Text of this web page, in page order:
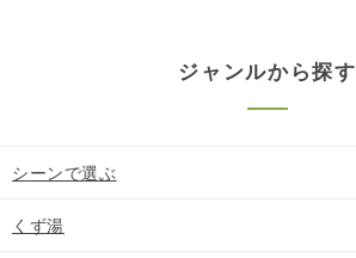
ジャンルから探す
シーンで選ぶ
くず湯